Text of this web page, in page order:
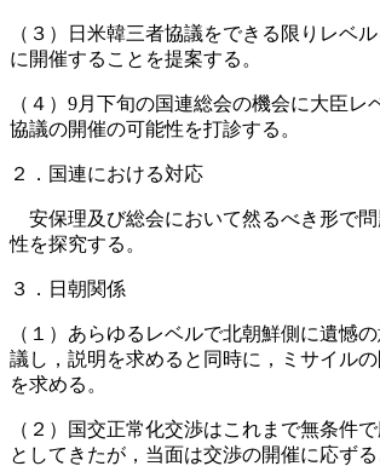
（３）日米韓三者協議をできる限りレベ
に開催することを提案する。
（４）9月下旬の国連総会の機会に大臣レ
協議の開催の可能性を打診する。
２．国連における対応
安保理及び総会において然るべき形で
性を探究する。
３．日朝関係
（１）あらゆるレベルで北朝鮮側に遺憾
議し，説明を求めると同時に，ミサイル
を求める。
（２）国交正常化交渉はこれまで無条件
としてきたが，当面は交渉の開催に応ず